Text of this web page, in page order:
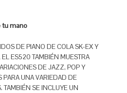
tu mano
DE PIANO DE COLA SK-EX Y
ES520 TAMBIÉN MUESTRA
DE JAZZ, POP Y
UNA VARIEDAD DE
TAMBIÉN SE INCLUYE UN